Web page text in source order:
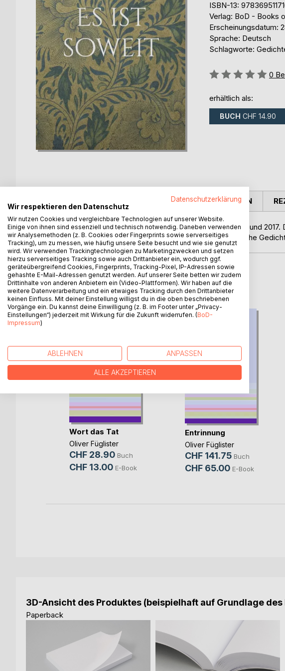
ISBN-13:
Verlag: BoD - Books
Erscheinungsdatum:
Sprache: Deutsch
Schlagworte:
Bewertung::
0
erhältlich als:
BUCH CHF 14.90
Der Lyrikband "Es ist soweit" entstand in den Jahren 2016 und
der Liebe und ein Scheitern der Liebe. Zugängliche, ehrliche
PRESSESTIMMEN
WEITERE TITEL BEIBoD
Wort das Tat
Oliver Füglister
CHF 28.90 Buch
CHF 13.00 E-Book
Entrinnung
Oliver Füglister
CHF 141.75 Buch
CHF 65.00 E-Book
3D-Ansicht des Produktes (beispielhaft auf Grundlage
Paperback
Datenschutzerklärung
Wir respektieren den Datenschutz
Wir nutzen Cookies und vergleichbare Technologien auf unserer Website.
Einige von ihnen sind essenziell und technisch notwendig. Daneben verwenden
wir Analysemethoden (z. B. Cookies oder Fingerprints sowie serverseitiges
Tracking), um zu messen, wie häufig unsere Seite besucht und wie sie genutzt
wird. Wir verwenden Trackingtechnologien zu Marketingzwecken und setzen
hierzu serverseitiges Tracking sowie auch Drittanbieter ein, wodurch ggf.
geräteübergreifend Cookies, Fingerprints, Tracking-Pixel, IP-Adressen sowie
gehashte E-Mail-Adressen genutzt werden. Auf unserer Seite betten wir zudem
Drittinhalte von anderen Anbietern ein (Video-Plattformen). Wir haben auf die
weitere Datenverarbeitung und ein etwaiges Tracking durch den Drittanbieter
keinen Einfluss. Mit deiner Einstellung willigst du in die oben beschriebenen
Vorgänge ein. Du kannst deine Einwilligung (z. B. im Footer unter „Privacy-
Einstellungen“) jederzeit mit Wirkung für die Zukunft widerrufen. (BoD-
Impressum)
ABLEHNEN ANPASSEN
ALLE AKZEPTIEREN